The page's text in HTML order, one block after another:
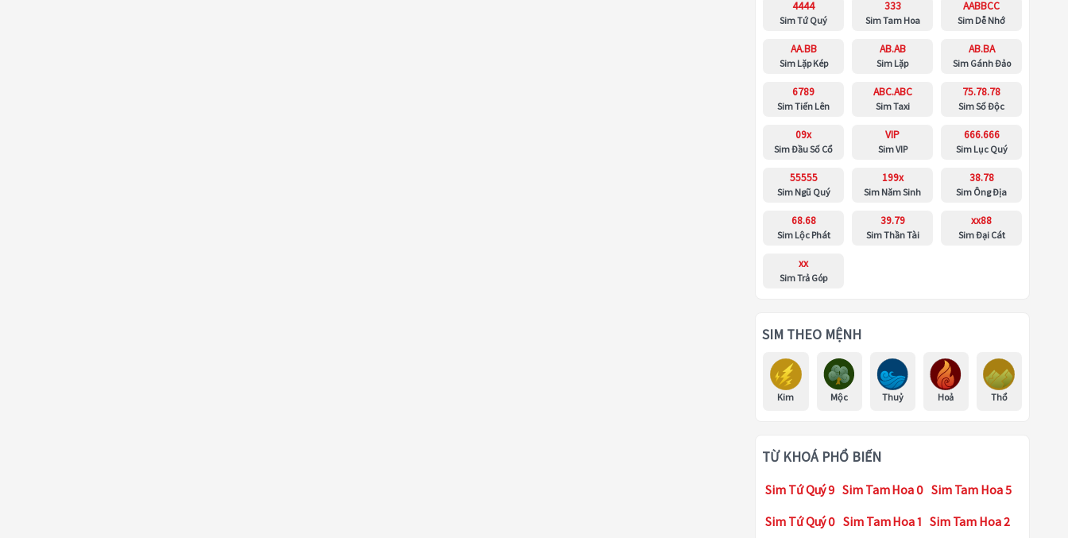
4444
Sim Tứ Quý
333
Sim Tam Hoa
AABBCC
Sim Dễ Nhớ
AA.BB
Sim Lặp Kép
AB.AB
Sim Lặp
AB.BA
Sim Gánh Đảo
6789
Sim Tiến Lên
ABC.ABC
Sim Taxi
75.78.78
Sim Số Độc
09x
Sim Đầu Số Cổ
VIP
Sim VIP
666.666
Sim Lục Quý
55555
Sim Ngũ Quý
199x
Sim Năm Sinh
38.78
Sim Ông Địa
68.68
Sim Lộc Phát
39.79
Sim Thần Tài
xx88
Sim Đại Cát
xx
Sim Trả Góp
SIM THEO MỆNH
Kim Mộc Thuỷ Hoả Thổ
TỪ KHOÁ PHỔ BIẾN
Sim Tứ Quý 9 Sim Tam Hoa 0 Sim Tam Hoa 5
Sim Tứ Quý 0 Sim Tam Hoa 1 Sim Tam Hoa 2